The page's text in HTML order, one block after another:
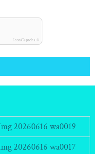
IconCaptcha ©